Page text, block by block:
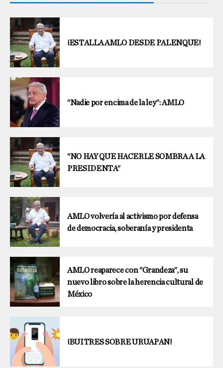
¡ESTALLA AMLO DESDE PALENQUE!
“Nadie por encima de la ley”: AMLO
“NO HAY QUE HACERLE SOMBRA A LA
PRESIDENTA”
AMLO volvería al activismo por defensa
de democracia, soberanía y presidenta
AMLO reaparece con “Grandeza”, su
nuevo libro sobre la herencia cultural de
México
¡BUITRES SOBRE URUAPAN!